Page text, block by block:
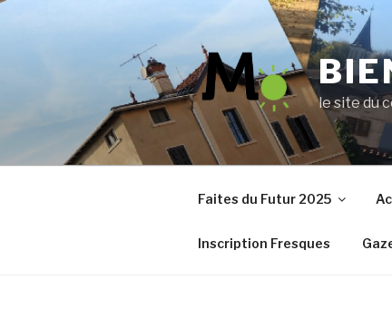
Aller
le site du
Faites du Futur 2025
Inscription Fresques